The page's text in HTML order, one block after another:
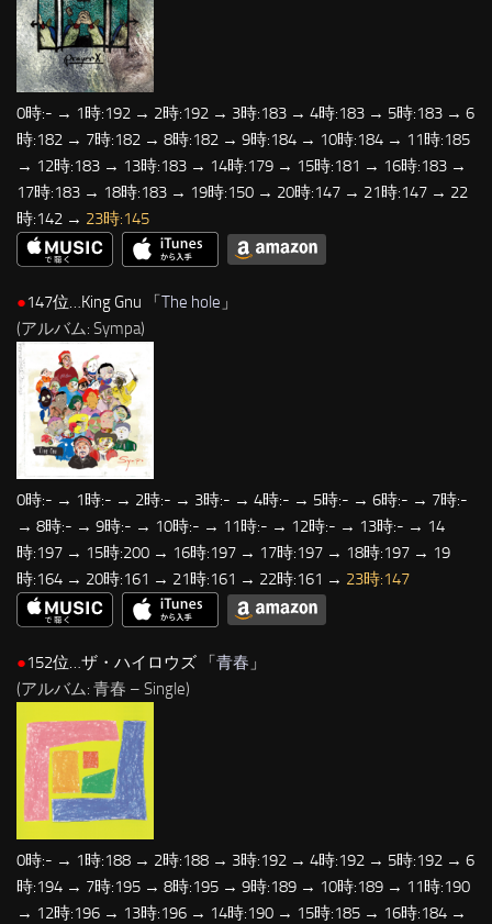
0時:- → 1時:192 → 2時:192 → 3時:183 → 4時:183 → 5時:183 → 6
時:182 → 7時:182 → 8時:182 → 9時:184 → 10時:184 → 11時:185
→ 12時:183 → 13時:183 → 14時:179 → 15時:181 → 16時:183 →
17時:183 → 18時:183 → 19時:150 → 20時:147 → 21時:147 → 22
時:142 → 23時:145
●147位…King Gnu 「The hole 」
(アルバム: Sympa)
0時:- → 1時:- → 2時:- → 3時:- → 4時:- → 5時:- → 6時:- → 7時:-
→ 8時:- → 9時:- → 10時:- → 11時:- → 12時:- → 13時:- → 14
時:197 → 15時:200 → 16時:197 → 17時:197 → 18時:197 → 19
時:164 → 20時:161 → 21時:161 → 22時:161 → 23時:147
●152位…ザ・ハイロウズ 「 青春 」
(アルバム: 青春 – Single)
0時:- → 1時:188 → 2時:188 → 3時:192 → 4時:192 → 5時:192 → 6
時:194 → 7時:195 → 8時:195 → 9時:189 → 10時:189 → 11時:190
→ 12時:196 → 13時:196 → 14時:190 → 15時:185 → 16時:184 →